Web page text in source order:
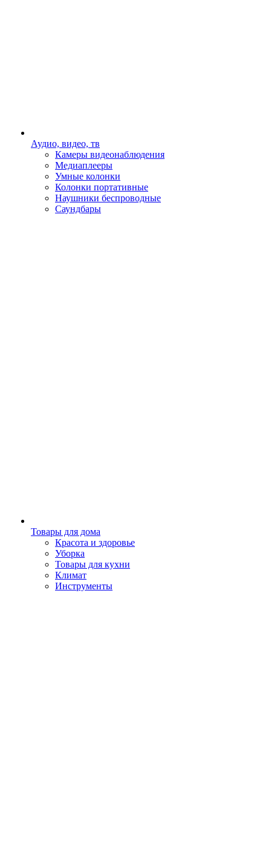
Аудио, видео, тв
Камеры видеонаблюдения
Медиаплееры
Умные колонки
Колонки портативные
Наушники беспроводные
Саундбары
Товары для дома
Красота и здоровье
Уборка
Товары для кухни
Климат
Инструменты